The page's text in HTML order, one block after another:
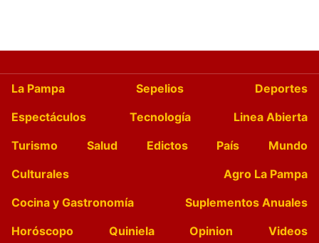
La Pampa Sepelios
Deportes
Espectáculos
Tecnología
Linea Abierta
Turismo
Salud Edictos País
Mundo
Culturales
Agro La Pampa
Cocina y Gastronomía
Suplementos Anuales
Horóscopo
Quiniela Opinion
Videos